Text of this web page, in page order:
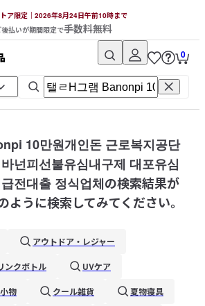
ア限定｜2026年8月24日午前10時まで
払いが期間限定で手数料無料
0
10만원개인돈 근로복지공단
넌피선불유심내구제 대포유심
전대출 정식업체の検索結果が
ように検索してみてください。
アウトドア・レジャー
ンクボトル
UVケア
物
クール雑貨
夏物寝具